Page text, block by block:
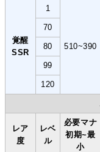
覚醒
SSR
1
510~390
70
80
99
120
レア
度
レベ
ル
必要マナ
初期~最
小